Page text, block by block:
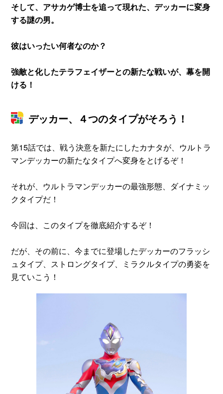
そして、アサカゲ博士を追って現れた、デッカーに変身
する謎の男。
彼はいったい何者なのか？
強敵と化したテラフェイザーとの新たな戦いが、幕を開
ける！
デッカー、４つのタイプがそろう！
第15話では、戦う決意を新たにしたカナタが、ウルトラ
マンデッカーの新たなタイプへ変身をとげるぞ！
それが、ウルトラマンデッカーの最強形態、ダイナミッ
クタイプだ！
今回は、このタイプを徹底紹介するぞ！
だが、その前に、今までに登場したデッカーのフラッシ
ュタイプ、ストロングタイプ、ミラクルタイプの勇姿を
見ていこう！